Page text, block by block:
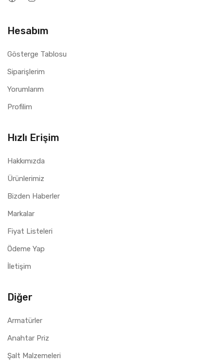
Hesabım
Gösterge Tablosu
Siparişlerim
Yorumlarım
Profilim
Hızlı Erişim
Hakkımızda
Ürünlerimiz
Bizden Haberler
Markalar
Fiyat Listeleri
Ödeme Yap
İletişim
Diğer
Armatürler
Anahtar Priz
Şalt Malzemeleri